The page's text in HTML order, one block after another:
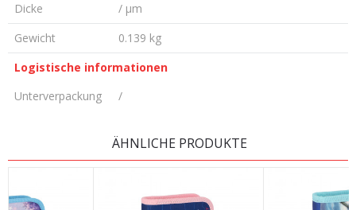
Dicke
/ µm
Gewicht
0.139 kg
Logistische informationen
Unterverpackung
/
ÄHNLICHE PRODUKTE